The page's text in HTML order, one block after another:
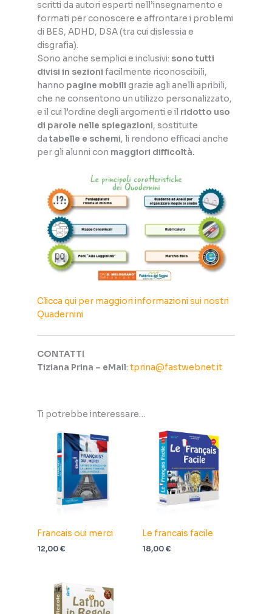
scritti da autori esperti nell’insegnamento e
formati per conoscere e affrontare i problemi
di BES, ADHD, DSA (tra cui dislessia e
disgrafia).
Sono anche semplici e inclusivi: sono tutti
divisi in sezioni facilmente riconoscibili,
hanno pagine mobili grazie agli anelli apribili,
che ne consentono un utilizzo personalizzato,
e il cui l’ordine degli argomenti e il ridotto uso
di parole nelle spiegazioni, sostituite
da tabelle e schemi, li rendono efficaci anche
per gli alunni con maggiori difficoltà.
Clicca qui per maggiori informazioni sui nostri
Quadernini
CONTATTI
Tiziana Prina – eMail: tprina@fastwebnet.it
Ti potrebbe interessare…
Francais oui merci
12,00€
Le francais facile
18,00€